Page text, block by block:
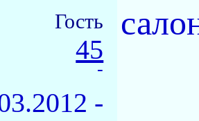
Гость
45
-
-